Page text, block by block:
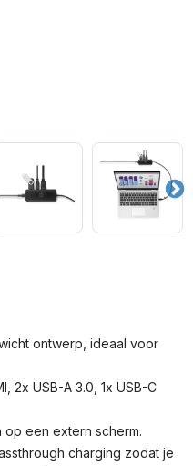
ontwerp, ideaal voor
2x USB-A 3.0, 1x USB-C
op een extern scherm.
charging zodat je